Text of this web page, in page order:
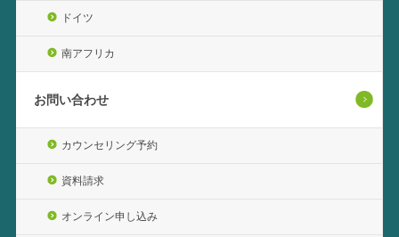
ドイツ
南アフリカ
お問い合わせ
カウンセリング予約
資料請求
オンライン申し込み